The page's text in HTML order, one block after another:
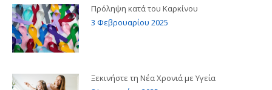
Πρόληψη κατά του Καρκίνου
3 Φεβρουαρίου 2025
Ξεκινήστε τη Νέα Χρονιά με Υγεία